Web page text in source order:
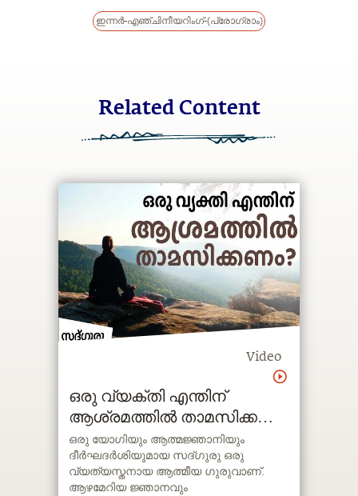
ഇന്നർ-എഞ്ചിനീയറിംഗ്-(പ്രോഗ്രാം)
Related Content
Video
ഒരു വ്യക്തി എന്തിന്
ആശ്രമത്തിൽ താമസിക്കണം
? Why should a person stay
in ashram ?
ഒരു യോഗിയും ആത്മജ്ഞാനിയും
ദീര്‍ഘദര്‍ശിയുമായ സദ്ഗുരു ഒരു
വ്യത്യസ്തനായ ആത്മീയ ഗുരുവാണ്.
ആഴമേറിയ ജ്ഞാനവും